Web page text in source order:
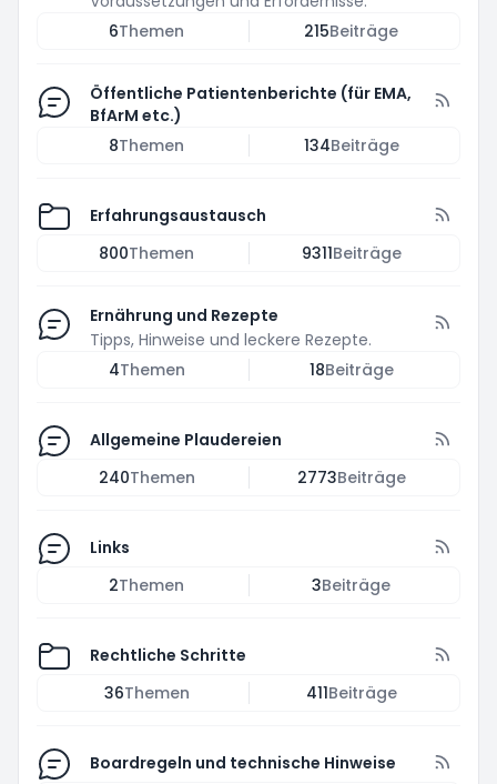
6Themen 215Beiträge
Öffentliche Patientenberichte (für EMA,
BfArM etc.)
8Themen 134Beiträge
Erfahrungsaustausch
800Themen 9311Beiträge
Ernährung und Rezepte
Tipps, Hinweise und leckere Rezepte.
4Themen 18Beiträge
Allgemeine Plaudereien
240Themen 2773Beiträge
Links
2Themen 3Beiträge
Rechtliche Schritte
36Themen 411Beiträge
Boardregeln und technische Hinweise